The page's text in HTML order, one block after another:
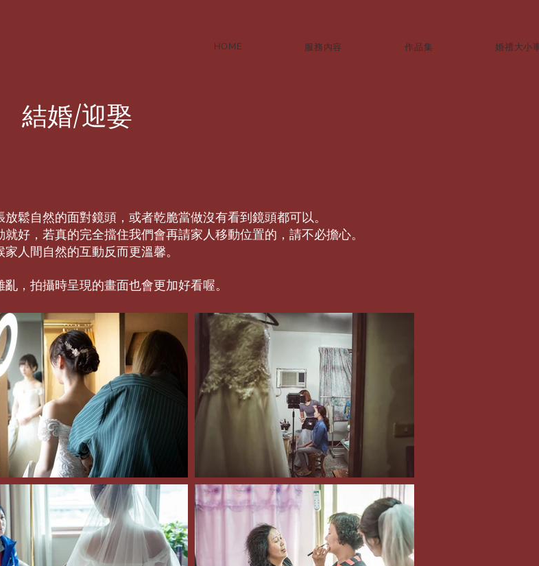
HOME 服務內容 作品集 婚禮大小
結婚/迎娶
鬆自然的面對鏡頭，或者乾脆當做沒有看到鏡頭都可以。
好，若真的完全擋住我們會再請家人移動位置的，請不必擔心。
人間自然的互動反而更溫馨。
，拍攝時呈現的畫面也會更加好看喔。